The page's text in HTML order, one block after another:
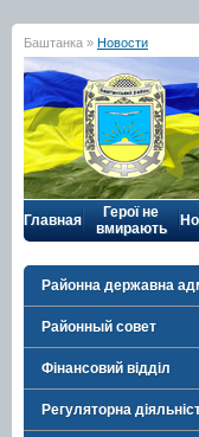
Баштанка » Новости
Главная
Герої не
вмирають
Районна державна
Районный совет
Фінансовий відділ
Регуляторна